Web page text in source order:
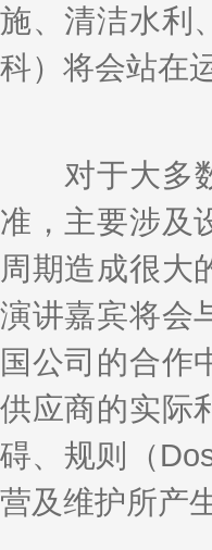
施、清洁水利
科）将会站在
对于大多数
准，主要涉及
周期造成很大
演讲嘉宾将会
国公司的合作
供应商的实际
碍、规则（
营及维护所产